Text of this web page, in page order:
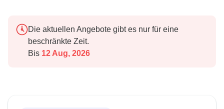
Die aktuellen Angebote gibt es nur für eine
beschränkte Zeit.
Bis 12 Aug, 2026